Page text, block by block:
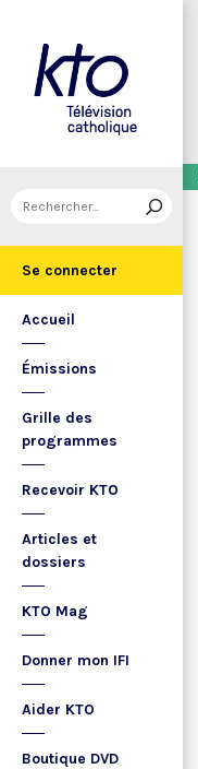
Se connecter
Accueil
Émissions
Grille des
programmes
Recevoir KTO
Articles et
dossiers
KTO Mag
Donner mon IFI
Aider KTO
Boutique DVD